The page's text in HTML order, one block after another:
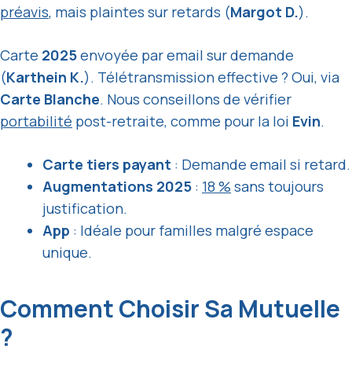
préavis, mais plaintes sur retards (Margot D.).
Carte 2025envoyée par email sur demande
(Karthein K.). Télétransmission effective ? Oui, via
Carte Blanche. Nous conseillons de vérifier
portabilité post-retraite, comme pour la loi Evin.
Carte tiers payant : Demande email si retard.
Augmentations 2025 : 18 % sans toujours
justification.
App : Idéale pour familles malgré espace
unique.
Comment Choisir Sa Mutuelle
?